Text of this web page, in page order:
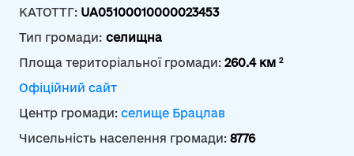
КАТОТТГ: UA05100010000023453
Тип громади: селищна
Площа територіальної громади: 260.4 км 2
Офіційний сайт
Центр громади: селище Брацлав
Чисельність населення громади: 8776